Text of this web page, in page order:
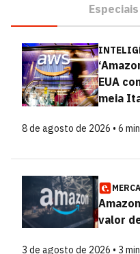
Especiais
EUA
meia
8 de agosto de 2026 • 6
valor
3 de agosto de 2026 • 3